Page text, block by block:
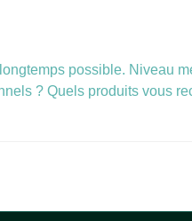
possible. Niveau
? Quels produits vous